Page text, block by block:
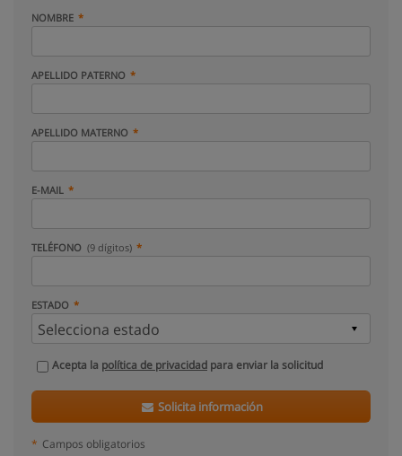
NOMBRE
APELLIDO PATERNO
APELLIDO MATERNO
E-MAIL
TELÉFONO (9 dígitos)
ESTADO
Acepta la política de privacidad para enviar la solicitud
Solicita información
* Campos obligatorios